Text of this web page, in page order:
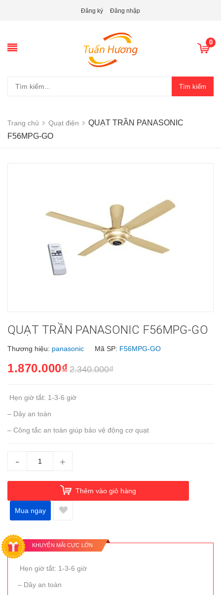
Đăng ký Đăng nhập
0
Tìm kiếm
Trang chủ Quạt điện
QUẠT TRẦN PANASONIC
F56MPG-GO
QUẠT TRẦN PANASONIC F56MPG-GO
Thương hiệu: panasonic Mã SP: F56MPG-GO
1.870.000₫ 2.340.000₫
Hẹn giờ tắt: 1-3-6 giờ
– Dây an toàn
– Công tắc an toàn giúp bảo vệ động cơ quạt
- +
Thêm vào giỏ hàng
Mua ngay
KHUYẾN MÃI CỰC LỚN
Hẹn giờ tắt: 1-3-6 giờ
– Dây an toàn